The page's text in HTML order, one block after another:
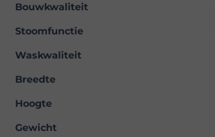
Bouwkwaliteit
Stoomfunctie
Waskwaliteit
Breedte
Hoogte
Gewicht